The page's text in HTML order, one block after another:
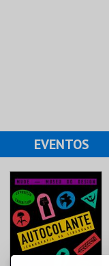
EVENTOS